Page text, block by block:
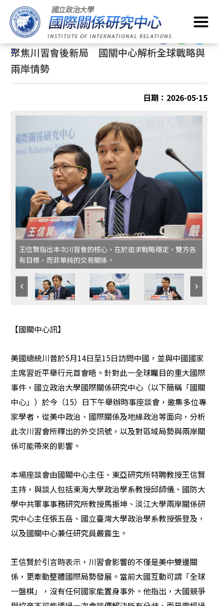
到
主
要
內
容
首頁/ 最新消息/座談會
:::
:::
聚焦川習會後新局 國關中心解析全球戰略與
兩岸情勢
日期：2026-05-15
王信賢指出本次川習會的核心，在於追求戰略穩定，雙方各
有目標，而非單純的交易關係。
【國關中心訊】
美國總統川普於5月14日至15日訪問中國，並與中國國家
主席習近平舉行元首會晤。針對此一全球矚目的重大國際
事件，國立政治大學國際關係研究中心（以下簡稱「國關
中心」）於今（15）日下午舉辦時事座談會，邀集多位專
家學者，從美中政治、國際關係及地緣政治等面向，分析
此次川習會所釋出的外交訊號，以及對區域局勢與兩岸關
係可能帶來的影響。
本場座談會由國關中心主任、東亞研究所特聘教授王信賢
主持，與談人包括東海大學政治學系教授邱師儀、國防大
學中共軍事事務研究所教授馬振坤、淡江大學兩岸關係研
究中心主任張五岳、國立臺灣大學政治學系教授張登及，
以及國關中心兼任研究員嚴震生。
王信賢於引言時表示，川習會影響的不僅是美中雙邊關
係，更牽動整體國際局勢發展。當前大國互動可謂「全球
一盤棋」，沒有任何國家能置身事外。他指出，大國競爭